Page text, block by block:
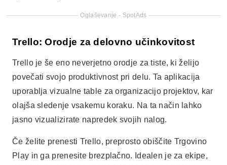
Oglaševanje - SpotAds
Trello: Orodje za delovno učinkovitost
Trello je še eno neverjetno orodje za tiste, ki želijo
povečati svojo produktivnost pri delu. Ta aplikacija
uporablja vizualne table za organizacijo projektov, kar
olajša sledenje vsakemu koraku. Na ta način lahko
jasno vizualizirate napredek svojih nalog.
Če želite prenesti Trello, preprosto obiščite Trgovino
Play in ga prenesite brezplačno. Idealen je za ekipe,